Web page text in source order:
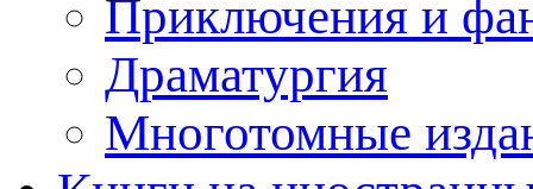
Приключения и
Драматургия
Многотомные